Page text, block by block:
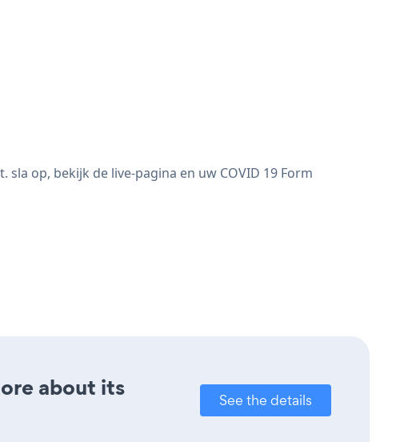
op, bekijk de live-pagina en uw COVID 19 Form
about its
See the details